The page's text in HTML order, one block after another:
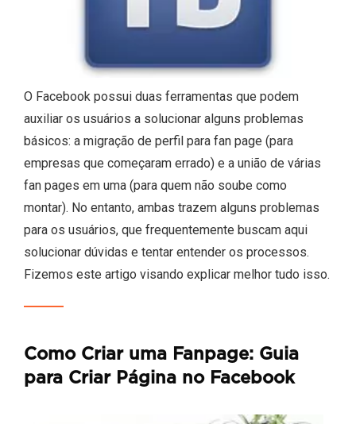
O Facebook possui duas ferramentas que podem
auxiliar os usuários a solucionar alguns problemas
básicos: a migração de perfil para fan page (para
empresas que começaram errado) e a união de várias
fan pages em uma (para quem não soube como
montar). No entanto, ambas trazem alguns problemas
para os usuários, que frequentemente buscam aqui
solucionar dúvidas e tentar entender os processos.
Fizemos este artigo visando explicar melhor tudo isso.
Como Criar uma Fanpage: Guia
para Criar Página no Facebook